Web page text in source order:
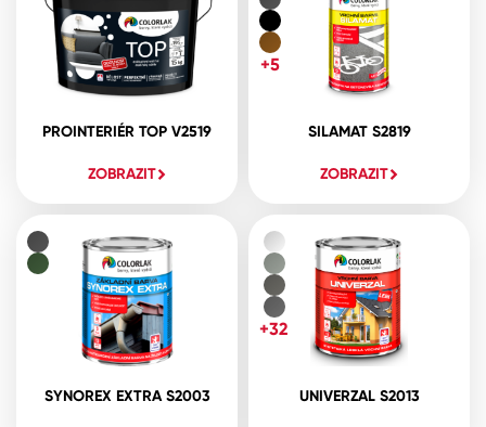
PROINTERIÉR TOP V2519
ZOBRAZIT
SILAMAT S2819
ZOBRAZIT
+5
SYNOREX EXTRA S2003 UNIVERZAL S2013
+32